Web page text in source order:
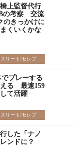
上監督代行
の考察 交流
きっかけに
くいくかな
スリート/セレブ
プレーする
える 最速159
て活躍
スリート/セレブ
した「ナノ
レンドに？